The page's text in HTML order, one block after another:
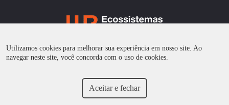
Todos os direitos reservados
Utilizamos cookies para melhorar sua experiência em nosso site. Ao
navegar neste site, você concorda com o uso de cookies.
Aceitar e fechar